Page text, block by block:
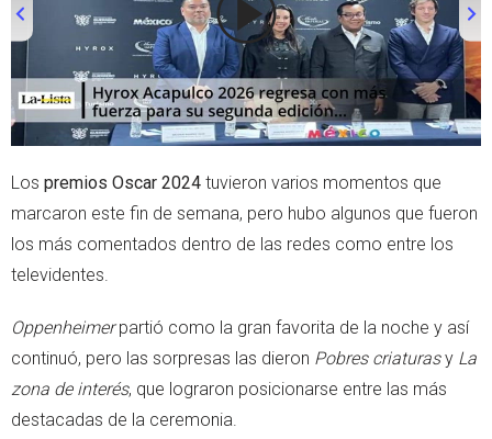
00:00/01:00
Los premios Oscar 2024 tuvieron varios momentos que
marcaron este fin de semana, pero hubo algunos que fueron
los más comentados dentro de las redes como entre los
televidentes.
Oppenheimerpartió como la gran favorita de la noche y así
continuó, pero las sorpresas las dieron Pobres criaturasy La
zona de interés, que lograron posicionarse entre las más
destacadas de la ceremonia.